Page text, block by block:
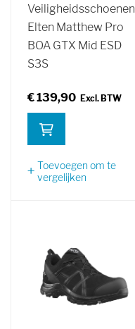
Veiligheidsschoenen
Elten Matthew Pro
BOA GTX Mid ESD
S3S
€ 139,90
Toevoegen om te
vergelijken